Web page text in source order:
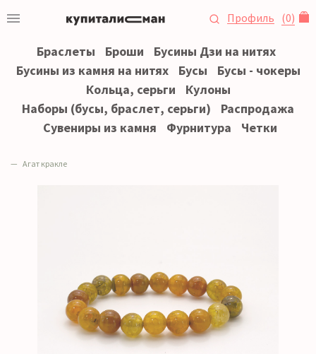
Профиль (0)
Браслеты Броши
Бусины Дзи на нитях
Бусины из камня на нитях
Бусы
Бусы - чокеры
Кольца, серьги
Кулоны
Наборы (бусы, браслет, серьги)
Распродажа
Сувениры из камня
Фурнитура Четки
Агат кракле